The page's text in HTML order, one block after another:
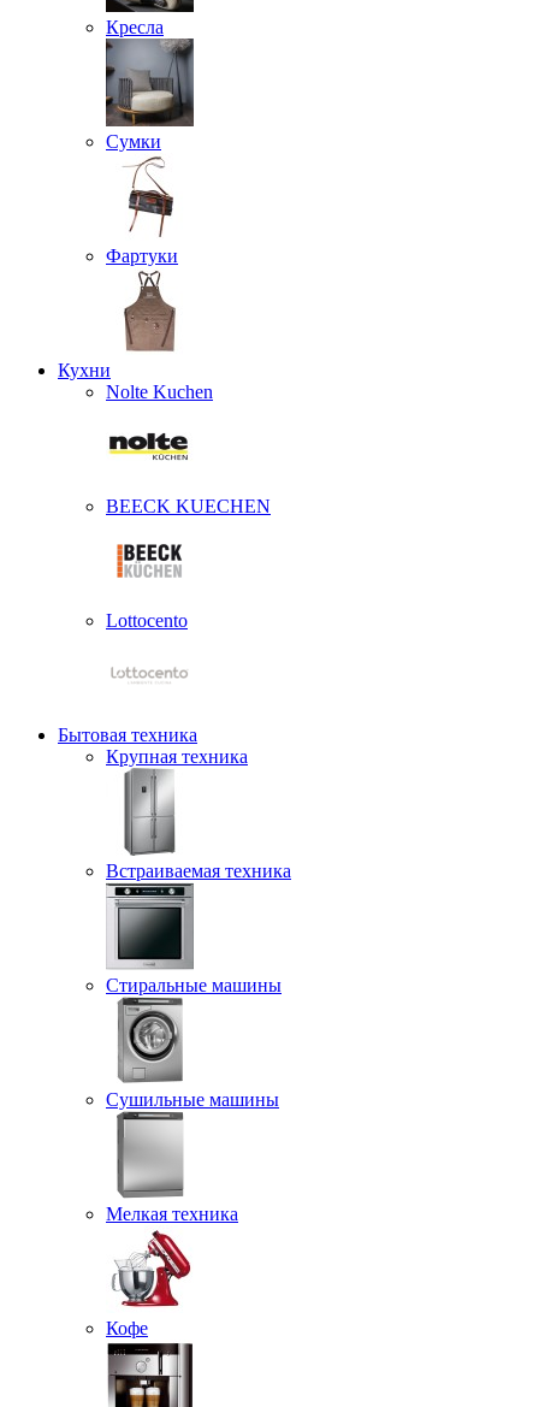
Кресла
Сумки
Фартуки
Кухни
Nolte Kuchen
BEECK KUECHEN
Lottocento
Бытовая техника
Крупная техника
Встраиваемая техника
Стиральные машины
Сушильные машины
Мелкая техника
Кофе